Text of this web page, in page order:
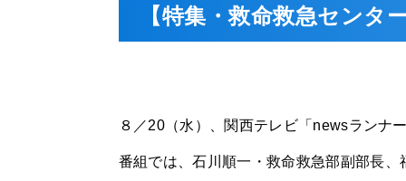
【特集・救命救急センタ
８／20（水）、関西テレビ「newsランナ
番組では、石川順一・救命救急部副部長